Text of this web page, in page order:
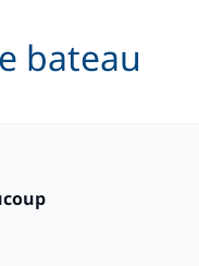
bateau